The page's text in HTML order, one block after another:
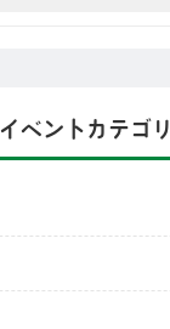
イベントカテゴリ